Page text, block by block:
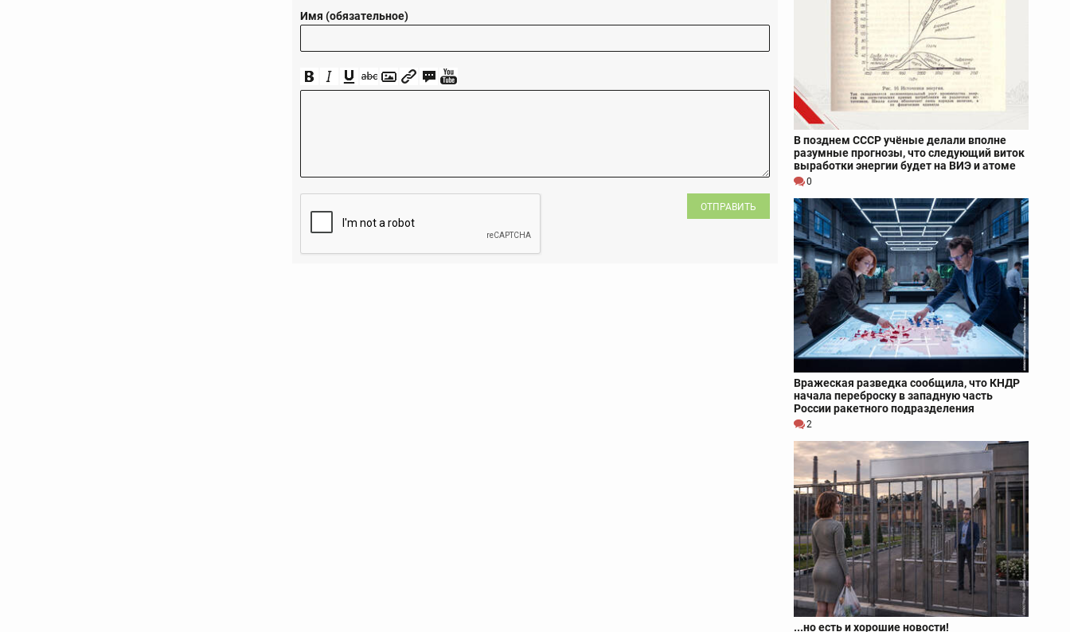
Имя (обязательное)
ОТПРАВИТЬ
В позднем СССР учёные делали вполне
разумные прогнозы, что следующий виток
выработки энергии будет на ВИЭ и атоме
0
Вражеская разведка сообщила, что КНДР
начала переброску в западную часть
России ракетного подразделения
2
...но есть и хорошие новости!